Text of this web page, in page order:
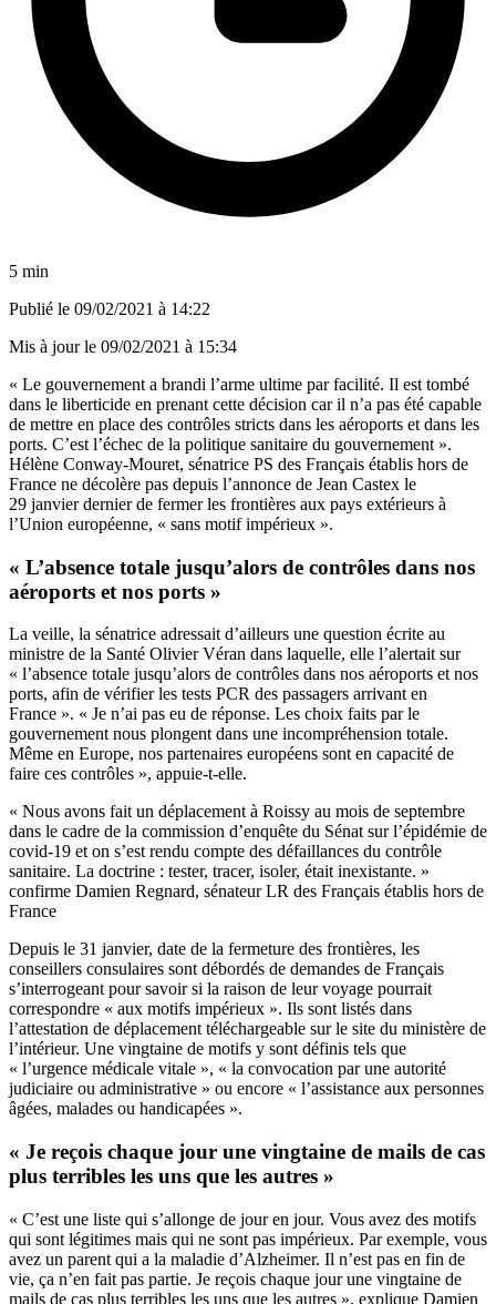
5 min
Publié le 09/02/2021 à 14:22
Mis à jour le 09/02/2021 à 15:34
« Le gouvernement a brandi l’arme ultime par facilité. Il est tombé
dans le liberticide en prenant cette décision car il n’a pas été capable
de mettre en place des contrôles stricts dans les aéroports et dans les
ports. C’est l’échec de la politique sanitaire du gouvernement ».
Hélène Conway-Mouret, sénatrice PS des Français établis hors de
France ne décolère pas depuis l’annonce de Jean Castex le
29 janvier dernier de fermer les frontières aux pays extérieurs à
l’Union européenne, « sans motif impérieux ».
« L’absence totale jusqu’alors de contrôles dans nos
aéroports et nos ports »
La veille, la sénatrice adressait d’ailleurs une question écrite au
ministre de la Santé Olivier Véran dans laquelle, elle l’alertait sur
« l’absence totale jusqu’alors de contrôles dans nos aéroports et nos
ports, afin de vérifier les tests PCR des passagers arrivant en
France ». « Je n’ai pas eu de réponse. Les choix faits par le
gouvernement nous plongent dans une incompréhension totale.
Même en Europe, nos partenaires européens sont en capacité de
faire ces contrôles », appuie-t-elle.
« Nous avons fait un déplacement à Roissy au mois de septembre
dans le cadre de la commission d’enquête du Sénat sur l’épidémie de
covid-19 et on s’est rendu compte des défaillances du contrôle
sanitaire. La doctrine : tester, tracer, isoler, était inexistante. »
confirme Damien Regnard, sénateur LR des Français établis hors de
France
Depuis le 31 janvier, date de la fermeture des frontières, les
conseillers consulaires sont débordés de demandes de Français
s’interrogeant pour savoir si la raison de leur voyage pourrait
correspondre « aux motifs impérieux ». Ils sont listés dans
l’attestation de déplacement téléchargeable sur le site du ministère de
l’intérieur. Une vingtaine de motifs y sont définis tels que
« l’urgence médicale vitale », « la convocation par une autorité
judiciaire ou administrative » ou encore « l’assistance aux personnes
âgées, malades ou handicapées ».
« Je reçois chaque jour une vingtaine de mails de cas
plus terribles les uns que les autres »
« C’est une liste qui s’allonge de jour en jour. Vous avez des motifs
qui sont légitimes mais qui ne sont pas impérieux. Par exemple, vous
avez un parent qui a la maladie d’Alzheimer. Il n’est pas en fin de
vie, ça n’en fait pas partie. Je reçois chaque jour une vingtaine de
mails de cas plus terribles les uns que les autres », explique Damien